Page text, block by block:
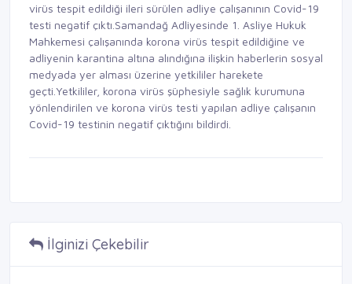
virüs tespit edildiği ileri sürülen adliye çalışanının Covid-19
testi negatif çıktı.Samandağ Adliyesinde 1. Asliye Hukuk
Mahkemesi çalışanında korona virüs tespit edildiğine ve
adliyenin karantina altına alındığına ilişkin haberlerin sosyal
medyada yer alması üzerine yetkililer harekete
geçti.Yetkililer, korona virüs şüphesiyle sağlık kurumuna
yönlendirilen ve korona virüs testi yapılan adliye çalışanın
Covid-19 testinin negatif çıktığını bildirdi.
İlginizi Çekebilir